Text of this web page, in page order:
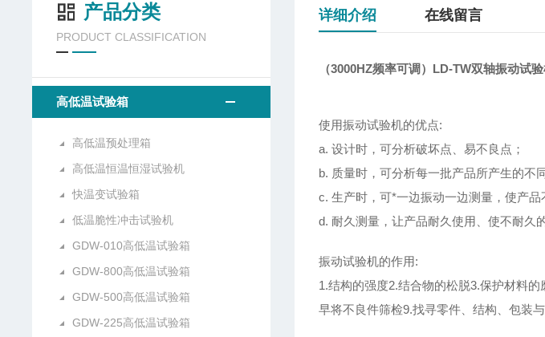
产品分类
PRODUCT CLASSIFICATION
高低温试验箱
高低温预处理箱
高低温恒温恒湿试验机
快温变试验箱
低温脆性冲击试验机
GDW-010高低温试验箱
GDW-800高低温试验箱
GDW-500高低温试验箱
GDW-225高低温试验箱
详细介绍 在线留言
（3000HZ频率可调）LD-TW双轴振动试
使用振动试验机的优点:
a. 设计时，可分析破坏点、易不良点；
b. 质量时，可分析每一批产品所产生的不
c. 生产时，可*一边振动一边测量，使产品
d. 耐久测量，让产品耐久使用、使不耐久
振动试验机的作用:
1.结构的强度2.结合物的松脱3.保护材料
早将不良件筛检9.找寻零件、结构、包装